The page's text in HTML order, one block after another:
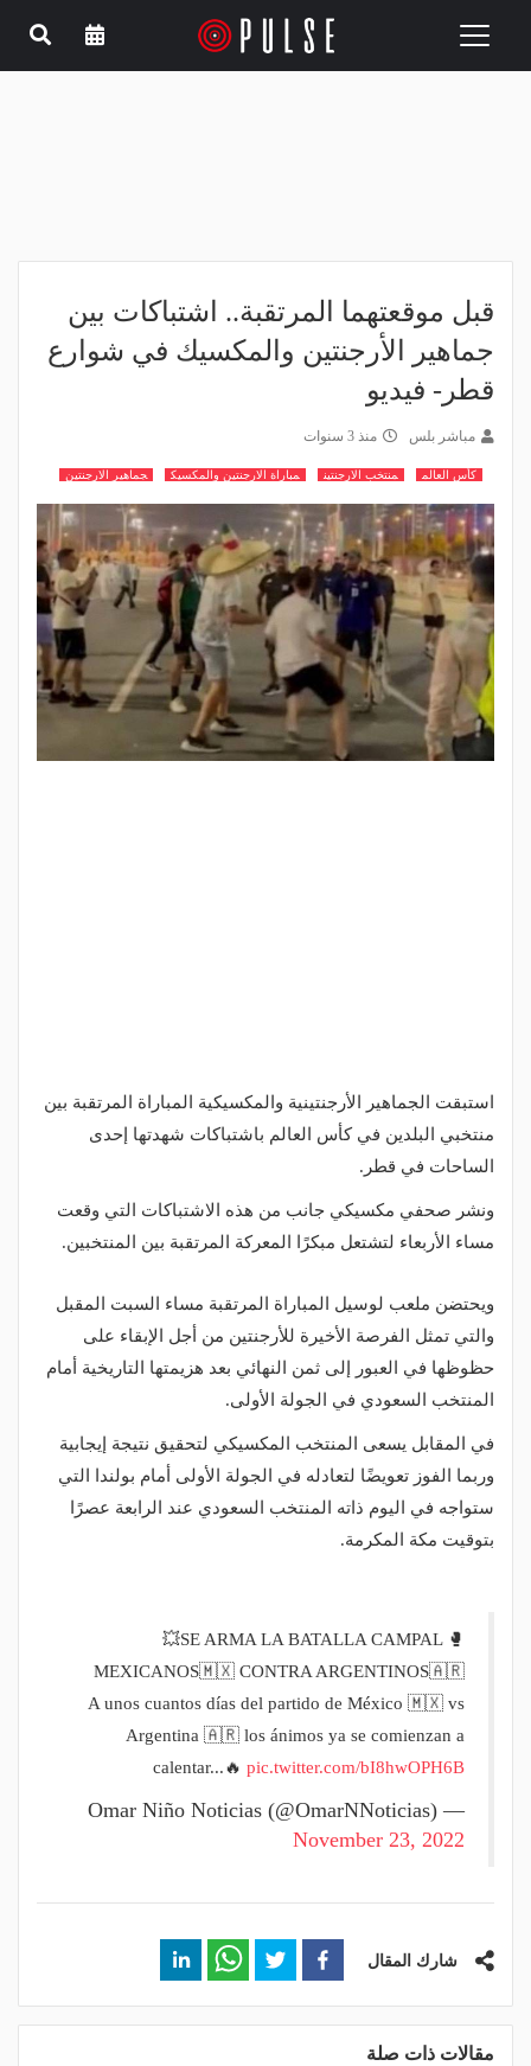
Toggle
قبل موقعتهما المرتقبة.. اشتباكات بين
جماهير الأرجنتين والمكسيك في شوارع
قطر- فيديو
مباشر بلس منذ 3 سنوات
كأس العالم منتخب الارجنتين مباراة الارجنتين والمكسيك جماهير الارجنتين
استبقت الجماهير الأرجنتينية والمكسيكية المباراة المرتقبة بين
منتخبي البلدين في كأس العالم باشتباكات شهدتها إحدى
الساحات في قطر.
ونشر صحفي مكسيكي جانب من هذه الاشتباكات التي وقعت
مساء الأربعاء لتشتعل مبكرًا المعركة المرتقبة بين المنتخبين.
ويحتضن ملعب لوسيل المباراة المرتقبة مساء السبت المقبل
والتي تمثل الفرصة الأخيرة للأرجنتين من أجل الإبقاء على
حظوظها في العبور إلى ثمن النهائي بعد هزيمتها التاريخية أمام
المنتخب السعودي في الجولة الأولى.
في المقابل يسعى المنتخب المكسيكي لتحقيق نتيجة إيجابية
وربما الفوز تعويضًا لتعادله في الجولة الأولى أمام بولندا التي
ستواجه في اليوم ذاته المنتخب السعودي عند الرابعة عصرًا
بتوقيت مكة المكرمة.
💥SE ARMA LA BATALLA CAMPAL 🥊
MEXICANOS🇲🇽 CONTRA ARGENTINOS🇦🇷
A unos cuantos días del partido de México 🇲🇽 vs
Argentina 🇦🇷 los ánimos ya se comienzan a
calentar...🔥 pic.twitter.com/bI8hwOPH6B
— Omar Niño Noticias (@OmarNNoticias)
November 23, 2022
شارك المقال
مقالات ذات صلة